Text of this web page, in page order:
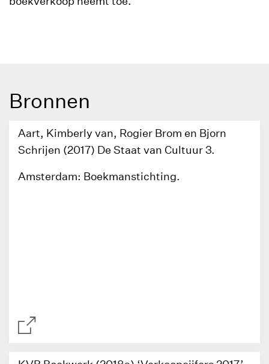
Bronnen
Aart, Kimberly van, Rogier Brom en Bjorn
Schrijen (2017) De Staat van Cultuur 3.
Amsterdam: Boekmanstichting.